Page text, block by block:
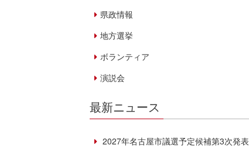
県政情報
地方選挙
ボランティア
演説会
最新ニュース
2027年名古屋市議選予定候補第3次発表